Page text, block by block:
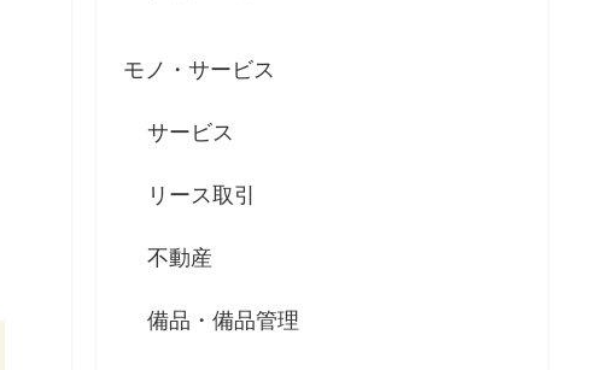
モノ・サービス
サービス
リース取引
不動産
備品・備品管理